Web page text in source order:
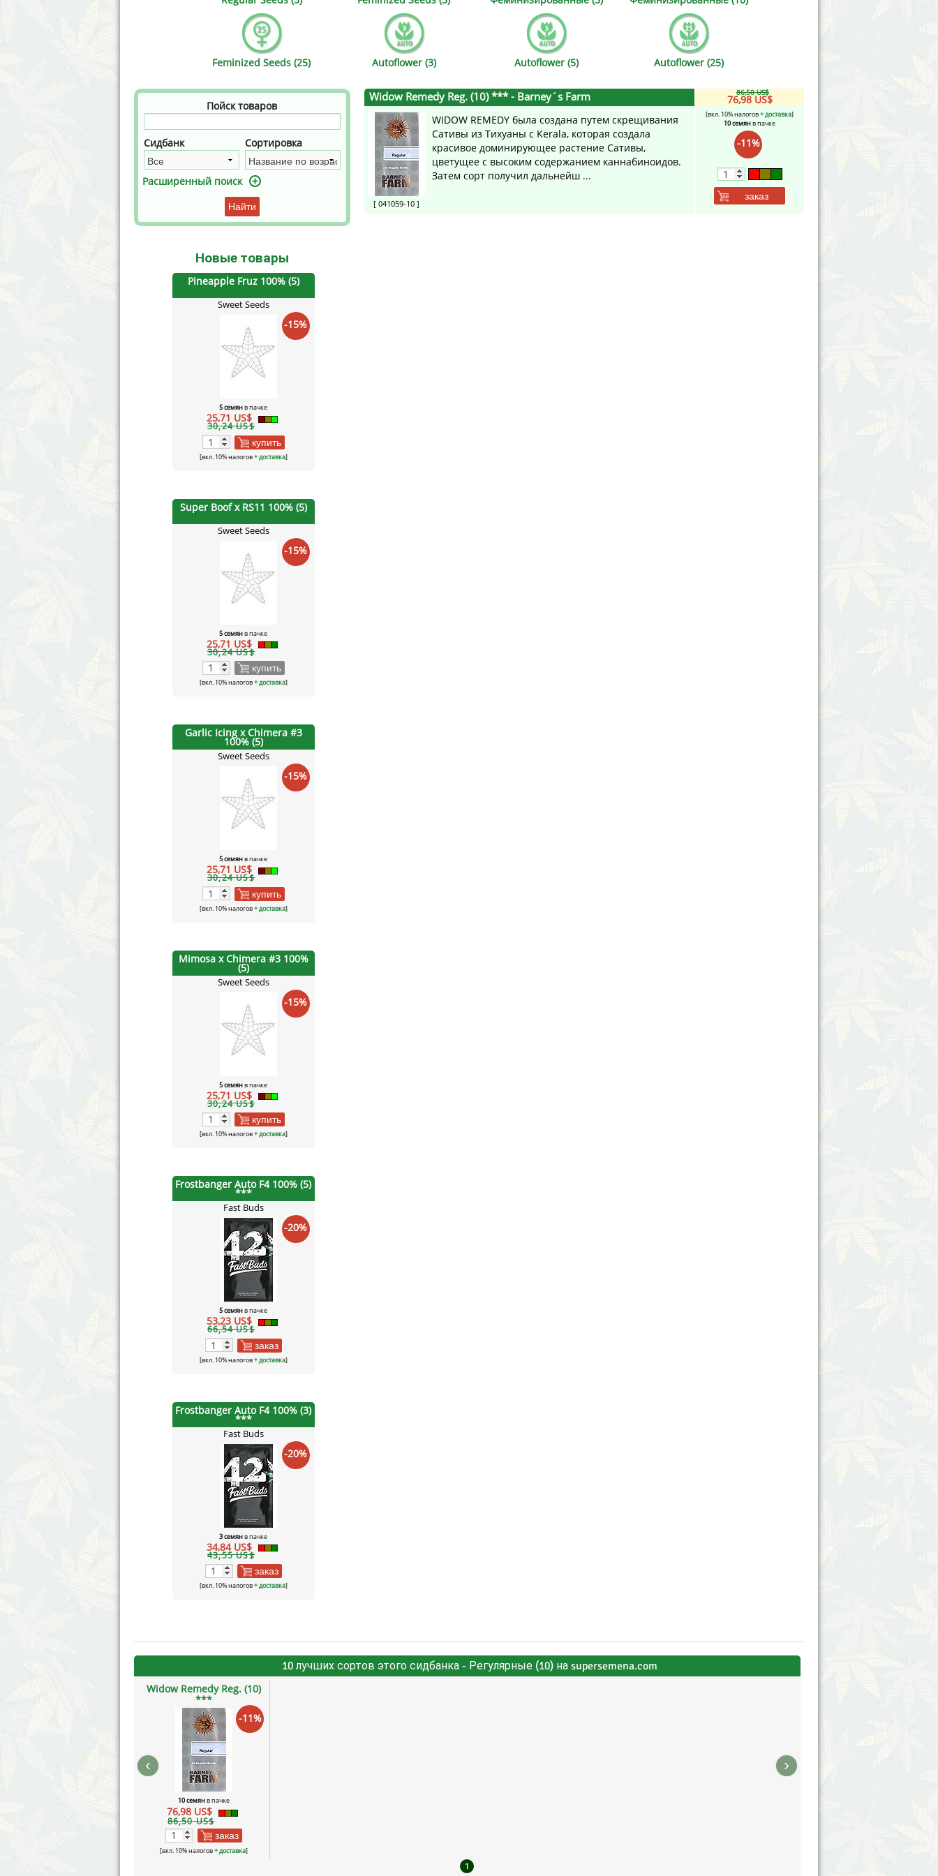
Bulldog Seeds
Cannabella Genetics
Female Seeds
Genehtik Seeds
House of the Great Gardener
Mandala
Ministry of Cannabis
Paradise Seeds
Philosopher Seeds
Seedy Simon
Söllner - Vadda's Marijuanabam
Strain Hunters Seedbank
Sumo Seeds
Victory Seeds
Vision Seeds
World of Seeds
CBD Industrial Hemp
Feminized Seeds (25) Autoflower (3) Autoflower (5) Autoflower (25)
Пойск товаров
Сидбанк Сортировка
Расширенный поиск
Найти
Новые товары
Pineapple Fruz 100% (5)
Sweet Seeds
-15%
5 семянв пачке
25,71 US$
30,24 US$
купить
[вкл. 10% налогов+ доставка]
Super Boof x RS11 100% (5)
Sweet Seeds
-15%
5 семянв пачке
25,71 US$
30,24 US$
купить
[вкл. 10% налогов+ доставка]
Garlic Icing x Chimera #3
100% (5)
Sweet Seeds
-15%
5 семянв пачке
25,71 US$
30,24 US$
купить
[вкл. 10% налогов+ доставка]
Mimosa x Chimera #3 100%
(5)
Sweet Seeds
-15%
5 семянв пачке
25,71 US$
30,24 US$
купить
[вкл. 10% налогов+ доставка]
Frostbanger Auto F4 100% (5)
***
Fast Buds
-20%
5 семянв пачке
53,23 US$
66,54 US$
заказ
[вкл. 10% налогов+ доставка]
Frostbanger Auto F4 100% (3)
***
Fast Buds
-20%
3 семянв пачке
34,84 US$
43,55 US$
заказ
[вкл. 10% налогов+ доставка]
Widow Remedy Reg. (10) ***- Barney´s Farm
[ 041059-10 ]
WIDOW REMEDY была создана путем скрещивания
Сативы из Тихуаны с Kerala, которая создала
красивое доминирующее растение Сативы,
цветущее с высоким содержанием каннабиноидов.
Затем сорт получил дальнейш ...
86,50 US$
76,98 US$
[вкл. 10% налогов+ доставка]
10 семянв пачке
-11%
заказ
10 лучших сортов этого сидбанка - Регулярные (10) на supersemena.com
Widow Remedy Reg. (10)
***
-11%
10 семянв пачке
76,98 US$
86,50 US$
заказ
[вкл. 10% налогов+ доставка]
‹ ›
1